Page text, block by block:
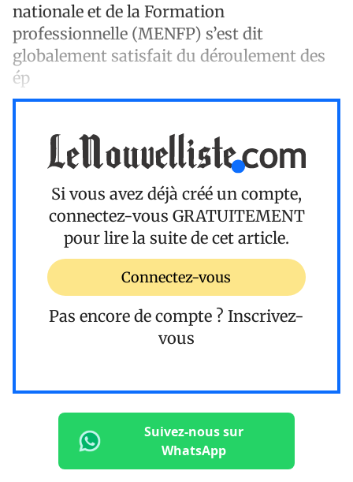
nationale et de la Formation
professionnelle (MENFP) s’est dit
globalement satisfait du déroulement des
ép
Si vous avez déjà créé un compte,
connectez-vous GRATUITEMENT
pour lire la suite de cet article.
Connectez-vous
Pas encore de compte ? Inscrivez-
vous
Suivez-nous sur
WhatsApp